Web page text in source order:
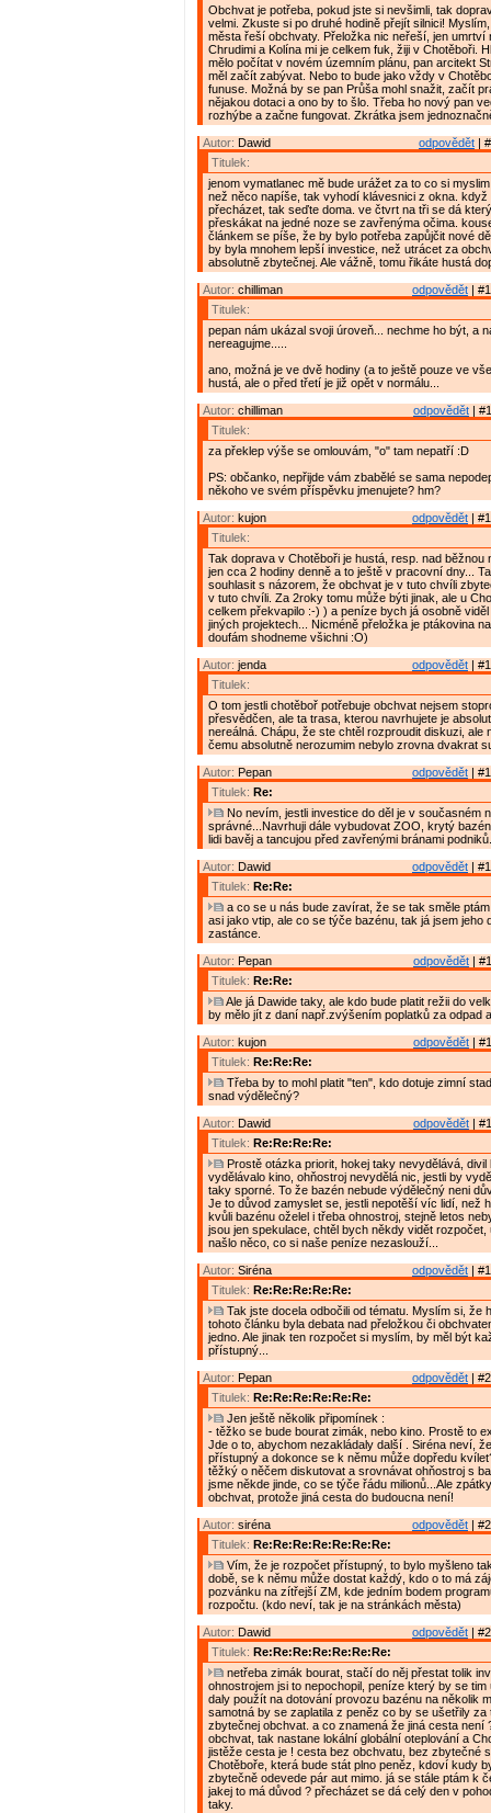
Obchvat je potřeba, pokud jste si nevšimli, tak
velmi. Zkuste si po druhé hodině přejít silnici!
města řeší obchvaty. Přeložka nic neřeší, jen umrtví
Chrudimi a Kolína mi je celkem fuk, žiji v Chotěboři.
mělo počítat v novém územním plánu, pan arcitekt
měl začít zabývat. Nebo to bude jako vždy v
funuse. Možná by se pan Průša mohl snažit, začít
nějakou dotaci a ono by to šlo. Třeba ho nový pan
rozhýbe a začne fungovat. Zkrátka jsem
odpovědět |
Autor: Dawid
Titulek:
jenom vymatlanec mě bude urážet za to co si
než něco napíše, tak vyhodí klávesnici z okna. když
přecházet, tak seďte doma. ve čtvrt na tři se dá
přeskákat na jedné noze se zavřenýma očima.
článkem se píše, že by bylo potřeba zapůjčit nové
by byla mnohem lepší investice, než utrácet za
absolutně zbytečnej. Ale vážně, tomu řikáte hustá
odpovědět |
Autor: chilliman
Titulek:
pepan nám ukázal svoji úroveň... nechme ho být, a
nereagujme.....
ano, možná je ve dvě hodiny (a to ještě pouze ve
hustá, ale o před třetí je již opět v normálu...
odpovědět |
Autor: chilliman
Titulek:
za překlep výše se omlouvám, "o" tam nepatří :D
PS: občanko, nepřijde vám zbabělé se sama
někoho ve svém příspěvku jmenujete? hm?
odpovědět |
Autor: kujon
Titulek:
Tak doprava v Chotěboři je hustá, resp. nad běžnou
jen cca 2 hodiny denně a to ještě v pracovní dny...
souhlasit s názorem, že obchvat je v tuto chvíli
v tuto chvíli. Za 2roky tomu může býti jinak, ale u
celkem překvapilo :-) ) a peníze bych já osobně
jiných projektech... Nicméně přeložka je ptákovina
doufám shodneme všichni :O)
odpovědět |
Autor: jenda
Titulek:
O tom jestli chotěboř potřebuje obchvat nejsem
přesvědčen, ale ta trasa, kterou navrhujete je
nereálná. Chápu, že ste chtěl rozproudit diskuzi, ale
čemu absolutně nerozumim nebylo zrovna dvakrat
odpovědět |
Autor: Pepan
Titulek: Re:
No nevím, jestli investice do děl je v současném
správné...Navrhuji dále vybudovat ZOO, krytý
lidi bavěj a tancujou před zavřenými bránami podniků.
odpovědět |
Autor: Dawid
Titulek: Re:Re:
a co se u nás bude zavírat, že se tak směle
asi jako vtip, ale co se týče bazénu, tak já jsem jeho
zastánce.
odpovědět |
Autor: Pepan
Titulek: Re:Re:
Ale já Dawide taky, ale kdo bude platit režii do
by mělo jít z daní např.zvýšením poplatků za odpad
odpovědět |
Autor: kujon
Titulek: Re:Re:Re:
Třeba by to mohl platit "ten", kdo dotuje zimní
snad výdělečný?
odpovědět |
Autor: Dawid
Titulek: Re:Re:Re:Re:
Prostě otázka priorit, hokej taky nevydělává,
vydělávalo kino, ohňostroj nevydělá nic, jestli by
taky sporné. To že bazén nebude výdělečný neni
Je to důvod zamyslet se, jestli nepotěší víc lidí, než
kvůli bazénu oželel i třeba ohnostroj, stejně letos
jsou jen spekulace, chtěl bych někdy vidět rozpočet,
našlo něco, co si naše peníze nezaslouží...
odpovědět |
Autor: Siréna
Titulek: Re:Re:Re:Re:Re:
Tak jste docela odbočili od tématu. Myslím si, že
tohoto článku byla debata nad přeložkou či
jedno. Ale jinak ten rozpočet si myslím, by měl být
přístupný...
odpovědět |
Autor: Pepan
Titulek: Re:Re:Re:Re:Re:Re:
Jen ještě několik připomínek :
- těžko se bude bourat zimák, nebo kino. Prostě to
Jde o to, abychom nezakládaly další . Siréna neví,
přístupný a dokonce se k němu může dopředu
těžký o něčem diskutovat a srovnávat ohňostroj s
jsme někde jinde, co se týče řádu milionů...Ale
obchvat, protože jiná cesta do budoucna není!
odpovědět |
Autor: siréna
Titulek: Re:Re:Re:Re:Re:Re:Re:
Vím, že je rozpočet přístupný, to bylo myšleno
době, se k němu může dostat každý, kdo o to má
pozvánku na zítřejší ZM, kde jedním bodem
rozpočtu. (kdo neví, tak je na stránkách města)
odpovědět |
Autor: Dawid
Titulek: Re:Re:Re:Re:Re:Re:Re:
netřeba zimák bourat, stačí do něj přestat tolik
ohnostrojem jsi to nepochopil, peníze který by se tim
daly použít na dotování provozu bazénu na několik
samotná by se zaplatila z peněz co by se ušetřily za
zbytečnej obchvat. a co znamená že jiná cesta není
obchvat, tak nastane lokální globální oteplování a
jistěže cesta je ! cesta bez obchvatu, bez zbytečné
Chotěboře, která bude stát plno peněz, kdoví kudy
zbytečně odevede pár aut mimo. já se stále ptám k
jakej to má důvod ? přecházet se dá celý den v
taky.